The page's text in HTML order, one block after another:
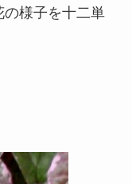
の様子を十二単